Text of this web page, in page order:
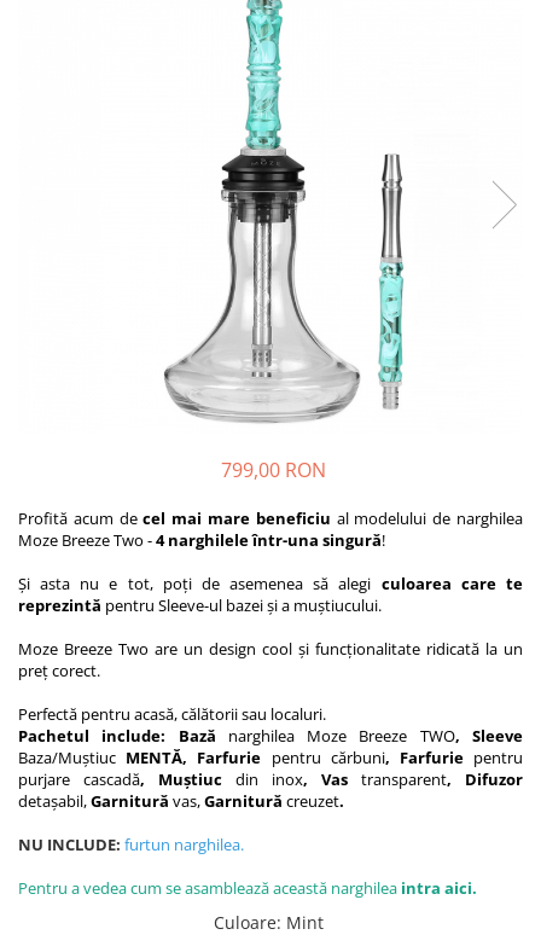
799,00 RON
Profită acum decel mai mare beneficiu al modelului de narghilea
Moze Breeze Two -4 narghilele într-una singură!
Și asta nu e tot, poți de asemenea să alegi culoarea care te
reprezintă pentru Sleeve-ul bazei și a muștiucului.
Moze Breeze Two are un design cool și funcționalitate ridicată la un
preț corect.
Perfectă pentru acasă, călătorii sau localuri.
Pachetul include: Bază narghilea Moze Breeze TWO, Sleeve
Baza/Muștiuc MENTĂ, Farfurie pentru cărbuni, Farfurie pentru
purjare cascadă, Muștiuc din inox, Vas transparent, Difuzor
detașabil,Garnitură vas,Garnitură creuzet.
NU INCLUDE: furtun narghilea.
Pentru a vedea cum se asamblează această narghilea intra aici.
Culoare: Mint